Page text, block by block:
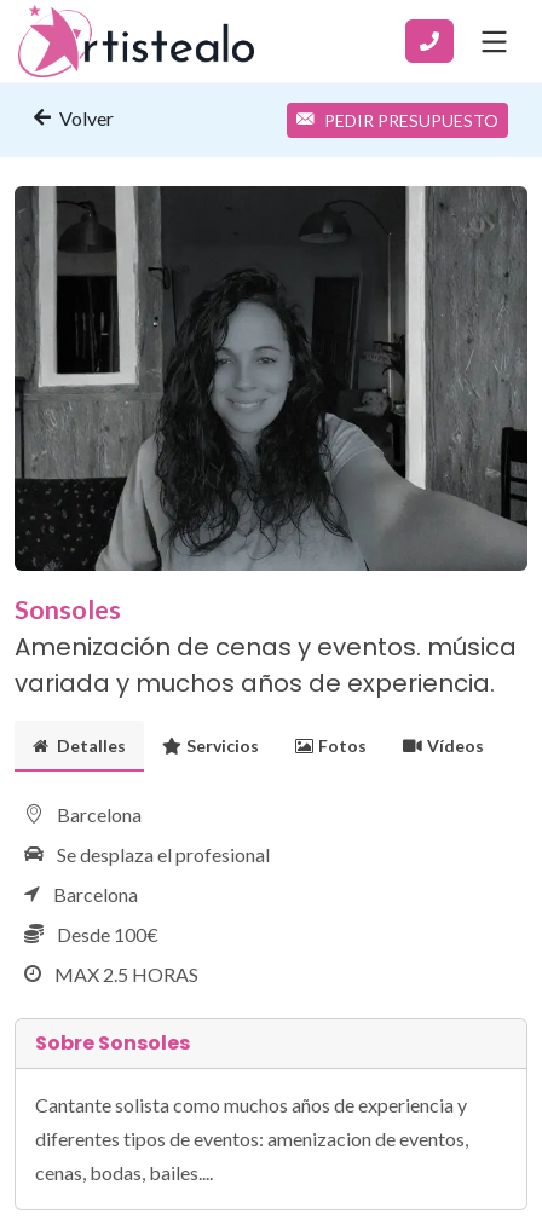
Volver PEDIR PRESUPUESTO
Sonsoles
Amenización de cenas y eventos. música
variada y muchos años de experiencia.
Detalles Servicios Fotos Vídeos
Barcelona
Se desplaza el profesional
Barcelona
Desde 100€
MAX 2.5 HORAS
Sobre Sonsoles
Cantante solista como muchos años de experiencia y
diferentes tipos de eventos: amenizacion de eventos,
cenas, bodas, bailes....